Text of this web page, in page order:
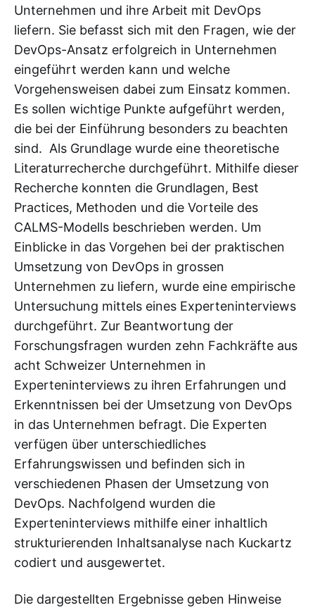
Unternehmen und ihre Arbeit mit DevOps
liefern. Sie befasst sich mit den Fragen, wie der
DevOps-Ansatz erfolgreich in Unternehmen
eingeführt werden kann und welche
Vorgehensweisen dabei zum Einsatz kommen.
Es sollen wichtige Punkte aufgeführt werden,
die bei der Einführung besonders zu beachten
sind. Als Grundlage wurde eine theoretische
Literaturrecherche durchgeführt. Mithilfe dieser
Recherche konnten die Grundlagen, Best
Practices, Methoden und die Vorteile des
CALMS-Modells beschrieben werden. Um
Einblicke in das Vorgehen bei der praktischen
Umsetzung von DevOps in grossen
Unternehmen zu liefern, wurde eine empirische
Untersuchung mittels eines Experteninterviews
durchgeführt. Zur Beantwortung der
Forschungsfragen wurden zehn Fachkräfte aus
acht Schweizer Unternehmen in
Experteninterviews zu ihren Erfahrungen und
Erkenntnissen bei der Umsetzung von DevOps
in das Unternehmen befragt. Die Experten
verfügen über unterschiedliches
Erfahrungswissen und befinden sich in
verschiedenen Phasen der Umsetzung von
DevOps. Nachfolgend wurden die
Experteninterviews mithilfe einer inhaltlich
strukturierenden Inhaltsanalyse nach Kuckartz
codiert und ausgewertet.
Die dargestellten Ergebnisse geben Hinweise